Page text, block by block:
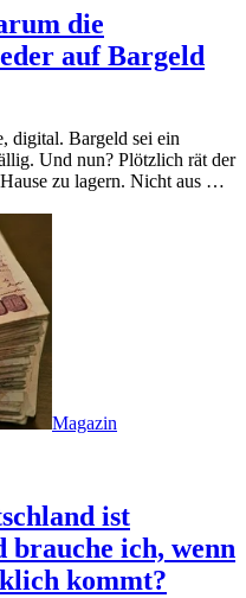
die
auf Bargeld
digital. Bargeld sei ein
Und nun? Plötzlich rät der
zu lagern. Nicht aus …
Magazin
ist
ich, wenn
kommt?